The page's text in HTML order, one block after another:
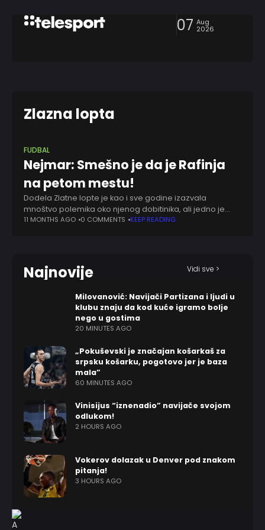
07 Aug
2026
Zlazna lopta
FUDBAL
Nejmar: Smešno je da je Rafinja
na petom mestu!
Dodela Zlatne lopte je kao i sve godine izazvala
mnoštvo polemika oko njenog dobitinika, ali jedno je
sigurno među većinom navijača, a to je da je Usman
11 MONTHS AGO 0 COMMENTS KEEP READING
Najnovije Vidi sve >
Milovanović: Navijači Partizana i ljudi u
klubu znaju da kod kuće igramo bolje
nego u gostima
20 MINUTES AGO
„Pokuševski je značajan košarkaš za
srpsku košarku, pogotovo jer je baza
mala”
60 MINUTES AGO
Vinisijus “iznenadio” navijače svojom
odlukom!
2 HOURS AGO
Vokerov dolazak u Denver pod znakom
pitanja!
3 HOURS AGO